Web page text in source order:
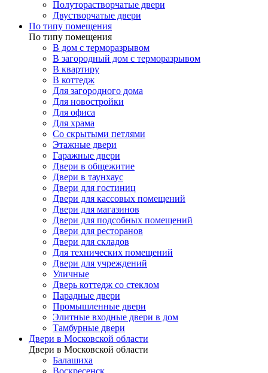
Полуторастворчатые двери
Двустворчатые двери
По типу помещения
По типу помещения
В дом с терморазрывом
В загородный дом с терморазрывом
В квартиру
В коттедж
Для загородного дома
Для новостройки
Для офиса
Для храма
Со скрытыми петлями
Этажные двери
Гаражные двери
Двери в общежитие
Двери в таунхаус
Двери для гостиниц
Двери для кассовых помещений
Двери для магазинов
Двери для подсобных помещений
Двери для ресторанов
Двери для складов
Для технических помещений
Двери для учреждений
Уличные
Дверь коттедж со стеклом
Парадные двери
Промышленные двери
Элитные входные двери в дом
Тамбурные двери
Двери в Московской области
Двери в Московской области
Балашиха